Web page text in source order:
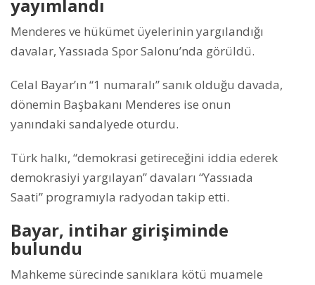
yayımlandı
Menderes ve hükümet üyelerinin yargılandığı
davalar, Yassıada Spor Salonu’nda görüldü.
Celal Bayar’ın “1 numaralı” sanık olduğu davada,
dönemin Başbakanı Menderes ise onun
yanındaki sandalyede oturdu.
Türk halkı, “demokrasi getireceğini iddia ederek
demokrasiyi yargılayan” davaları “Yassıada
Saati” programıyla radyodan takip etti.
Bayar, intihar girişiminde
bulundu
Mahkeme sürecinde sanıklara kötü muamele